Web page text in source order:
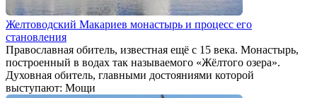
Желтоводский Макариев монастырь и процесс его
становления
Православная обитель, известная ещё с 15 века. Монастырь,
построенный в водах так называемого «Жёлтого озера».
Духовная обитель, главными достояниями которой
выступают: Мощи